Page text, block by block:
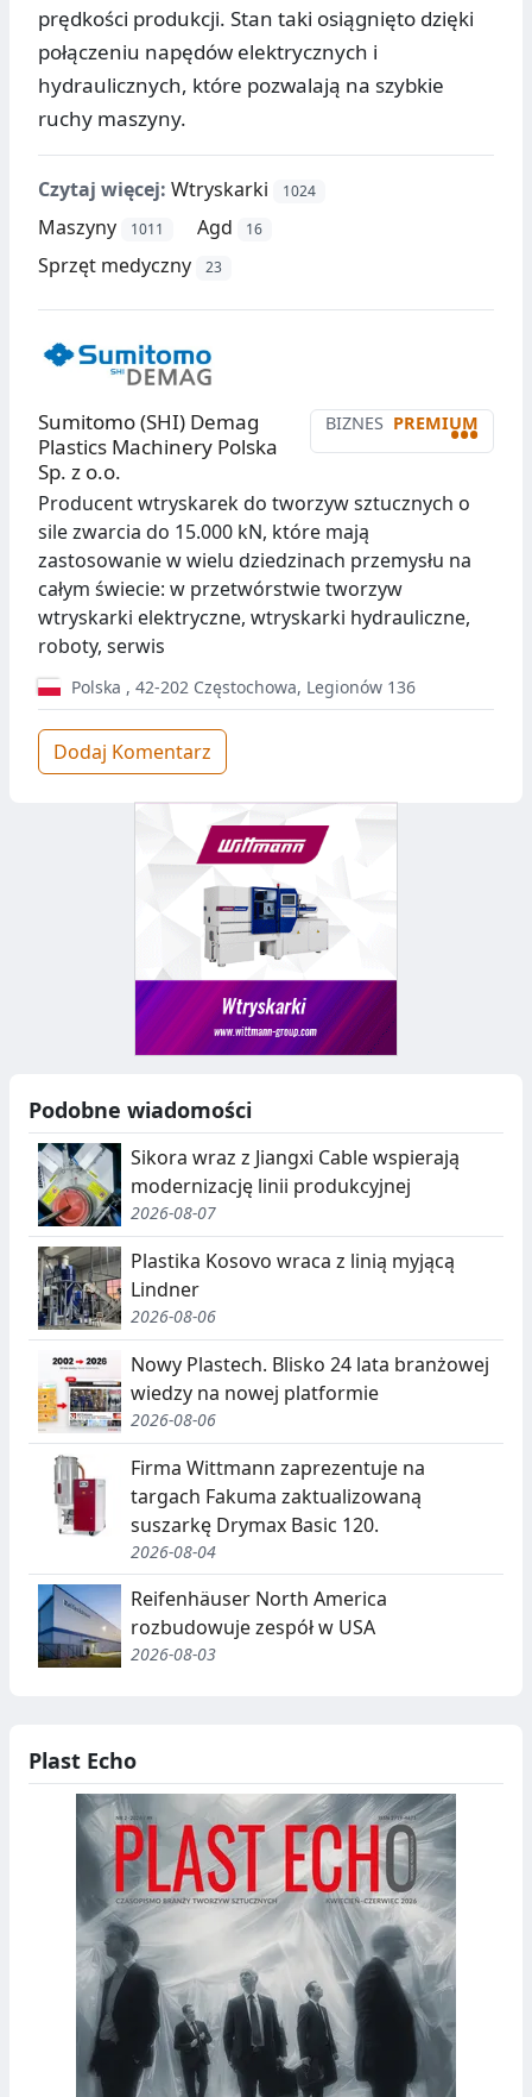
prędkości produkcji. Stan taki osiągnięto dzięki
połączeniu napędów elektrycznych i
hydraulicznych, które pozwalają na szybkie
ruchy maszyny.
Czytaj więcej: Wtryskarki 1024
Maszyny 1011 Agd 16
Sprzęt medyczny 23
BIZNES PREMIUM
•••
Sumitomo (SHI) Demag
Plastics Machinery Polska
Sp. z o.o.
Producent wtryskarek do tworzyw sztucznych o
sile zwarcia do 15.000 kN, które mają
zastosowanie w wielu dziedzinach przemysłu na
całym świecie: w przetwórstwie tworzyw
wtryskarki elektryczne, wtryskarki hydrauliczne,
roboty, serwis
Polska , 42-202 Częstochowa, Legionów 136
Dodaj Komentarz
Podobne wiadomości
Sikora wraz z Jiangxi Cable wspierają
modernizację linii produkcyjnej
2026-08-07
Plastika Kosovo wraca z linią myjącą
Lindner
2026-08-06
Nowy Plastech. Blisko 24 lata branżowej
wiedzy na nowej platformie
2026-08-06
Firma Wittmann zaprezentuje na
targach Fakuma zaktualizowaną
suszarkę Drymax Basic 120.
2026-08-04
Reifenhäuser North America
rozbudowuje zespół w USA
2026-08-03
Plast Echo